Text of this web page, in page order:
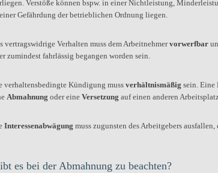
Verstöße können bspw. in einer Nichtleistung,
Gefährdung der betrieblichen Ordnung liegen.
vertragswidrige Verhalten muss dem Arbeitnehmervorwerfbar
zumindest fahrlässig begangen worden sein.
verhaltensbedingte Kündigung muss verhältnismäßig sein.
Abmahnung oder eine Versetzung auf einen anderen
Interessenabwägung muss zugunsten des Arbeitgebers
es bei der Abmahnung zu beachten?